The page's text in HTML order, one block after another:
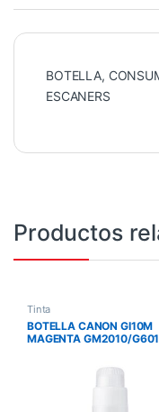
BOTELLA,
ESCANERS
Productos
Tinta
BOTELLA CANON GI10M
MAGENTA GM2010/